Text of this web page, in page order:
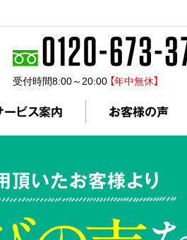
受付時間8:00～20:00 【年中無休】
ービス案内 お客様の声
頂いたお客様より